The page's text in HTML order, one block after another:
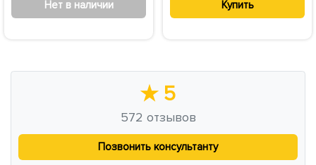
Нет в наличии Купить
★ 5
572 отзывов
Позвонить консультанту